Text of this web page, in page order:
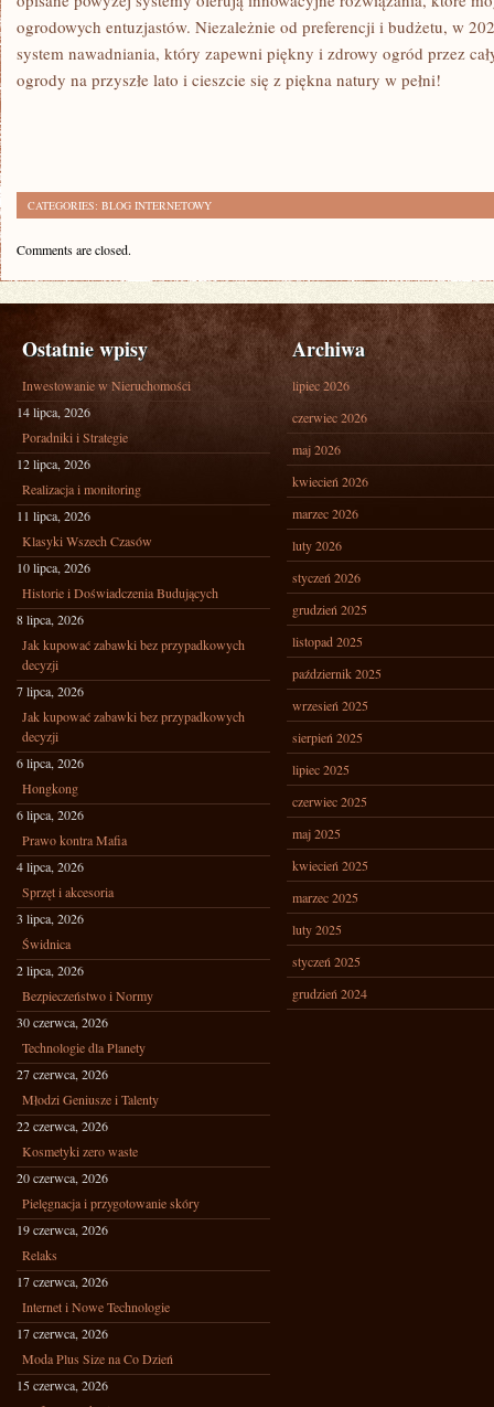
ogrodowych ⁢entuzjastów. Niezależnie⁣ od⁣ preferencji i budżetu, w
‌system nawadniania, który zapewni piękny i zdrowy ogród przez
ogrody ‍na przyszłe lato i cieszcie ‌się z piękna natury w pełni!
CATEGORIES: BLOG INTERNETOWY
Comments are closed.
Ostatnie wpisy
Inwestowanie w Nieruchomości
14 lipca, 2026
Poradniki i Strategie
12 lipca, 2026
Realizacja i monitoring
11 lipca, 2026
Klasyki Wszech Czasów
10 lipca, 2026
Historie i Doświadczenia Budujących
8 lipca, 2026
Jak kupować zabawki bez przypadkowych
decyzji
7 lipca, 2026
Jak kupować zabawki bez przypadkowych
decyzji
6 lipca, 2026
Hongkong
6 lipca, 2026
Prawo kontra Mafia
4 lipca, 2026
Sprzęt i akcesoria
3 lipca, 2026
Świdnica
2 lipca, 2026
Bezpieczeństwo i Normy
30 czerwca, 2026
Technologie dla Planety
27 czerwca, 2026
Młodzi Geniusze i Talenty
22 czerwca, 2026
Kosmetyki zero waste
20 czerwca, 2026
Pielęgnacja i przygotowanie skóry
19 czerwca, 2026
Relaks
17 czerwca, 2026
Internet i Nowe Technologie
17 czerwca, 2026
Moda Plus Size na Co Dzień
15 czerwca, 2026
Archiwa
lipiec 2026
czerwiec 2026
maj 2026
kwiecień 2026
marzec 2026
luty 2026
styczeń 2026
grudzień 2025
listopad 2025
październik 2025
wrzesień 2025
sierpień 2025
lipiec 2025
czerwiec 2025
maj 2025
kwiecień 2025
marzec 2025
luty 2025
styczeń 2025
grudzień 2024